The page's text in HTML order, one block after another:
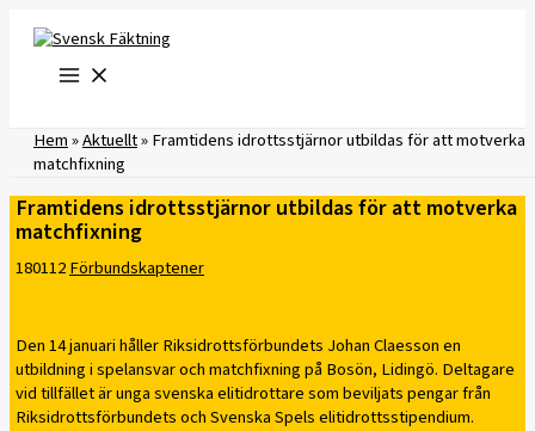
innehåll
Hem»Aktuellt»​Framtidens idrottsstjärnor utbildas för att motverka
matchfixning
​Framtidens idrottsstjärnor utbildas för att motverka
matchfixning
180112Förbundskaptener
Den 14 januari håller Riksidrottsförbundets Johan Claesson en
utbildning i spelansvar och matchfixning på Bosön, Lidingö. Deltagare
vid tillfället är unga svenska elitidrottare som beviljats pengar från
Riksidrottsförbundets och Svenska Spels elitidrottsstipendium.